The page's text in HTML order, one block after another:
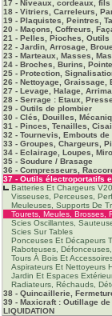
17 - Niveaux, cordeaux, fils
18 - Vitriers, Carreleurs,
19 - Plaquistes, Peintres,
20 - Maçons, Coffreurs,
21 - Pelles, Pioches, Outils
22 - Jardin, Arrosage,
23 - Marteaux, Masses,
24 - Broches, Burins,
25 - Protection,
26 - Nettoyage, Graissage,
27 - Levage, Halage,
28 - Serrage : Etaux,
29 - Outils de plombier
30 - Clés, Douilles,
31 - Pinces, Tenailles,
32 - Tournevis, Embouts
33 - Groupes, Chargeurs,
34 - Eclairage, Loupes,
35 - Soudure / Brasage
36 - Compresseurs,
37 - Outils électroportatifs
Batteries Et Chargeurs V20
Visseuses, Perceuses,
Meuleuses, Supports De
Tourets, Meules, Brosses,
Scies Oscillantes,
Scies Sur Tables
Ponceuses Et Décapeurs
Raboteuses,
Tours À Bois Et
Aspirateurs Et Nettoyeurs
Jardin Et Espaces
Radiateurs, Réchauds,
38 - Quincaillerie,
39 - Maxicraft : Outillage
LIQUIDATION